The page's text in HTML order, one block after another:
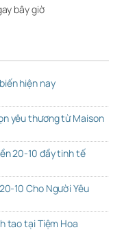
bây giờ
hiện nay
yêu thương từ Maison
20-10 đầy tinh tế
10 Cho Người Yêu
tao tại Tiệm Hoa